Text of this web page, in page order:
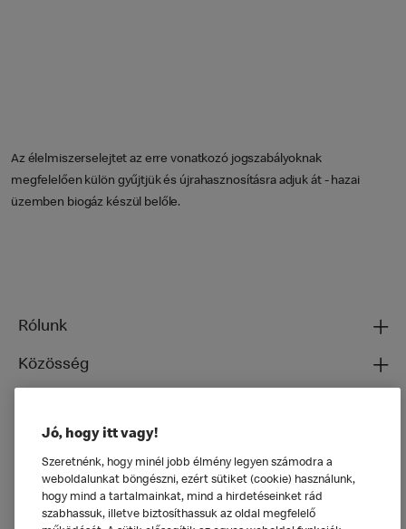
Az élelmiszerselejtet az erre vonatkozó jogszabályoknak
megfelelően külön gyűjtjük és újrahasznosításra adjuk át - hazai
üzemben biogáz készül belőle.
Rólunk
Közösség
Általános
Jó, hogy itt vagy!
Szeretnénk, hogy minél jobb élmény legyen számodra a
weboldalunkat böngészni, ezért sütiket (cookie) használunk,
hogy mind a tartalmainkat, mind a hirdetéseinket rád
szabhassuk, illetve biztosíthassuk az oldal megfelelő